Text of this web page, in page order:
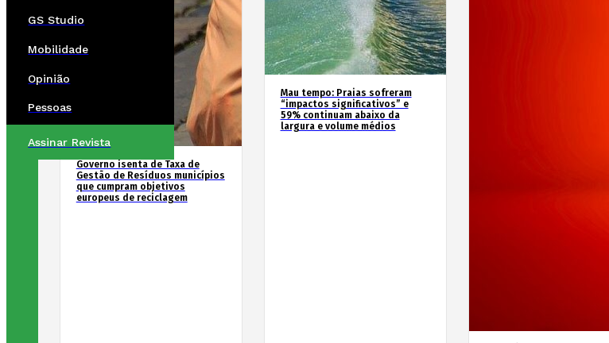
GS Studio
Mobilidade
Opinião
Pessoas
Assinar Revista
Governo isenta de Taxa de
Gestão de Resíduos municípios
que cumpram objetivos
europeus de reciclagem
Mau tempo: Praias sofreram
“impactos significativos” e
59% continuam abaixo da
largura e volume médios